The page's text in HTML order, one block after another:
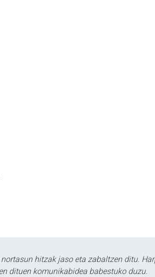
hitzak jaso eta zabaltzen ditu.
dituen komunikabidea babestuko duzu.